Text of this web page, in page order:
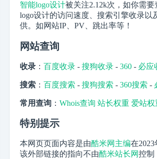
智能logo设计被关注2.12k次，如你需
logo设计的访问速度、搜索引擎收录
供。如网站IP、PV、跳出率等！
网站查询
收录 ： 百度收录 - 搜狗收录 - 360 - 必应
搜索 ： 百度搜索 - 搜狗搜索 - 360搜索 -
常用查询 ： Whois查询 站长权重 爱站权
特别提示
本网页页面内容是由酷米网主编在
该外部链接的指向不由酷米站长网控制